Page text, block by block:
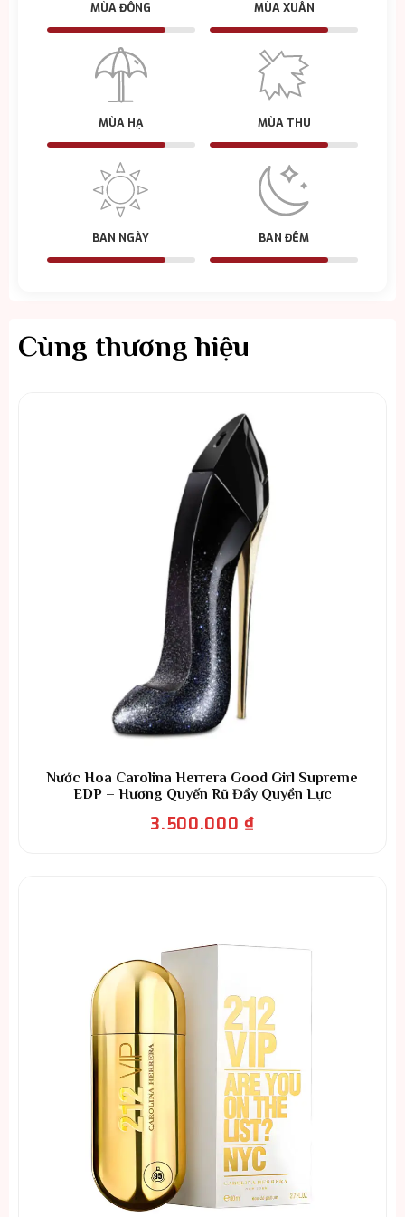
MÙA ĐÔNG MÙA XUÂN
MÙA HẠ MÙA THU
BAN NGÀY BAN ĐÊM
Cùng thương hiệu
Nước Hoa Carolina Herrera Good Girl Supreme
EDP – Hương Quyến Rũ Đầy Quyền Lực
3.500.000₫